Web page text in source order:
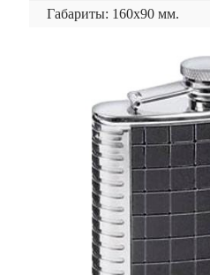
Габариты: 160х90 мм.